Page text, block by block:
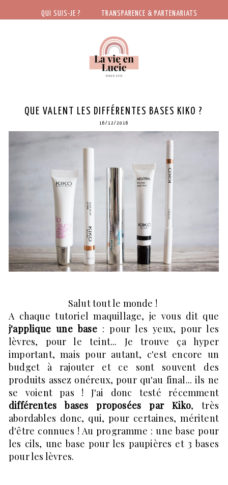
QUE VALENT LES DIFFÉRENTES BASES KIKO ?
16/12/2016
Salut tout le monde !
A chaque tutoriel maquillage, je vous dit que
j'applique une base: pour les yeux, pour les
lèvres, pour le teint... Je trouve ça hyper
important, mais pour autant, c'est encore un
budget à rajouter et ce sont souvent des
produits assez onéreux, pour qu'au final... ils ne
se voient pas ! J'ai donc testé récemment
différentes bases proposées par Kiko, très
abordables donc, qui, pour certaines, méritent
d'être connues ! Au programme : une base pour
les cils, une base pour les paupières et 3 bases
pour les lèvres.
QUI SUIS-JE ? TRANSPARENCE & PARTENARIATS